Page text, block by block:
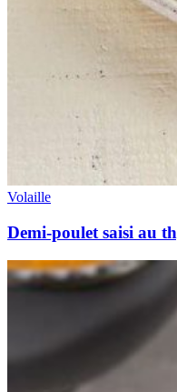
Volaille
Demi-poulet saisi au